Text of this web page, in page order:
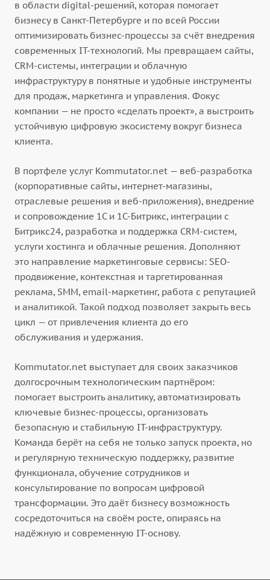
в области digital-решений, которая помогает
бизнесу в Санкт-Петербурге и по всей России
оптимизировать бизнес-процессы за счёт внедрения
современных IT-технологий. Мы превращаем сайты,
CRM-системы, интеграции и облачную
инфраструктуру в понятные и удобные инструменты
для продаж, маркетинга и управления. Фокус
компании — не просто «сделать проект», а выстроить
устойчивую цифровую экосистему вокруг бизнеса
клиента.
В портфеле услуг Kommutator.net — веб-разработка
(корпоративные сайты, интернет-магазины,
отраслевые решения и веб-приложения), внедрение
и сопровождение 1С и 1С-Битрикс, интеграции с
Битрикс24, разработка и поддержка CRM-систем,
услуги хостинга и облачные решения. Дополняют
это направление маркетинговые сервисы: SEO-
продвижение, контекстная и таргетированная
реклама, SMM, email-маркетинг, работа с репутацией
и аналитикой. Такой подход позволяет закрыть весь
цикл — от привлечения клиента до его
обслуживания и удержания.
Kommutator.net выступает для своих заказчиков
долгосрочным технологическим партнёром:
помогает выстроить аналитику, автоматизировать
ключевые бизнес-процессы, организовать
безопасную и стабильную IT-инфраструктуру.
Команда берёт на себя не только запуск проекта, но
и регулярную техническую поддержку, развитие
функционала, обучение сотрудников и
консультирование по вопросам цифровой
трансформации. Это даёт бизнесу возможность
сосредоточиться на своём росте, опираясь на
надёжную и современную IT-основу.